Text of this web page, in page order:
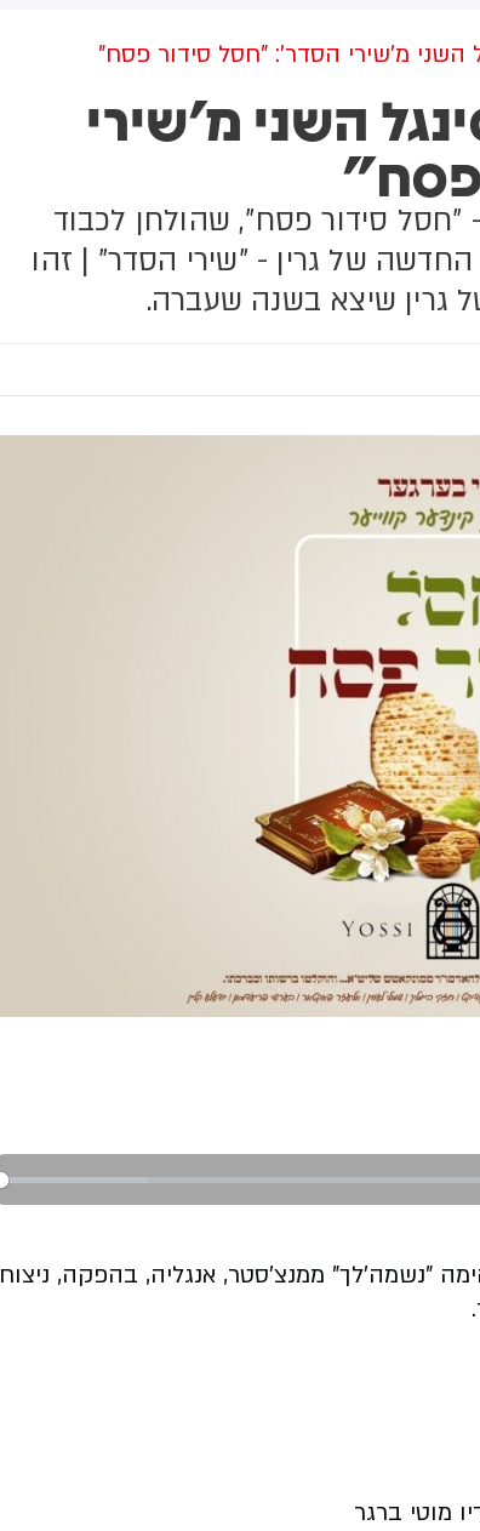
השני מ'שירי הסדר': "חסל סידור פסח"
השני מ'שירי
פסח"
- "חסל סידור פסח", שהולחן לכבוד
של גרין - "שירי הסדר" | זהו
גרין שיצא בשנה שעברה.
"נשמה'לך" ממנצ'סטר, אנגליה, בהפקה, ניצוח
מוטי ברגר